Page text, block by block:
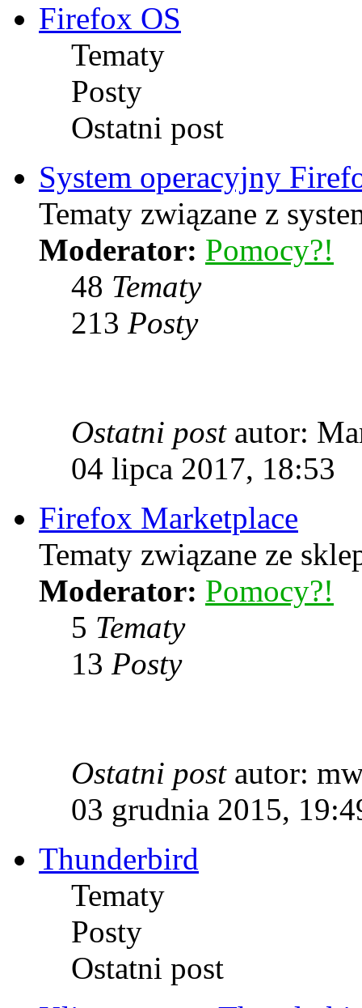
Firefox OS
Tematy
Posty
Ostatni post
System operacyjny
Tematy związane z
Moderator: Pomocy?!
48 Tematy
213 Posty
Ostatni postautor:
04 lipca 2017, 18:53
Firefox Marketplace
Tematy związane ze
Moderator: Pomocy?!
5 Tematy
13 Posty
Ostatni postautor:
03 grudnia 2015,
Thunderbird
Tematy
Posty
Ostatni post